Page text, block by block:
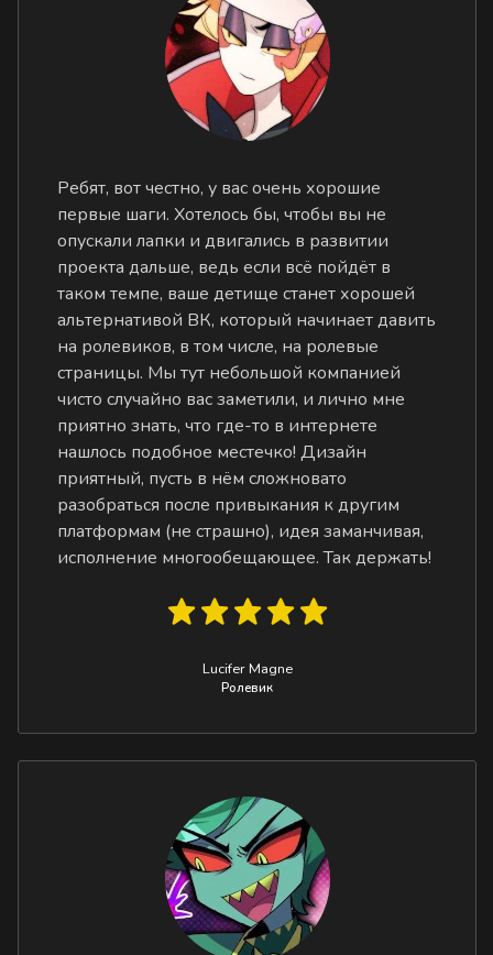
Ребят, вот честно, у вас очень хорошие
первые шаги. Хотелось бы, чтобы вы не
опускали лапки и двигались в развитии
проекта дальше, ведь если всё пойдёт в
таком темпе, ваше детище станет хорошей
альтернативой ВК, который начинает давить
на ролевиков, в том числе, на ролевые
страницы. Мы тут небольшой компанией
чисто случайно вас заметили, и лично мне
приятно знать, что где-то в интернете
нашлось подобное местечко! Дизайн
приятный, пусть в нём сложновато
разобраться после привыкания к другим
платформам (не страшно), идея заманчивая,
исполнение многообещающее. Так держать!
Lucifer Magne
Ролевик